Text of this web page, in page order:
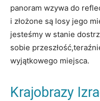
panoram wzywa do
i złożone są losy jego
jesteśmy w stanie
sobie
wyjątkowego miejsca.
Krajobrazy